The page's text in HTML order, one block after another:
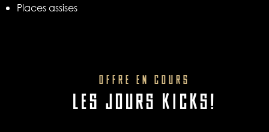
Places assises
OFFRE EN COURS
LES JOURS KICKS!